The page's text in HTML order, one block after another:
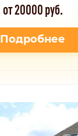
от 20000 руб.
Подробнее